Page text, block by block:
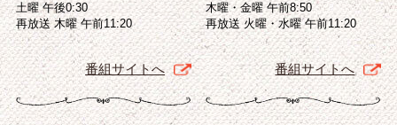
土曜 午後0:30
再放送 木曜 午前11:20
番組サイトへ
木曜・金曜 午前8:50
再放送 火曜・水曜 午前11:20
番組サイトへ